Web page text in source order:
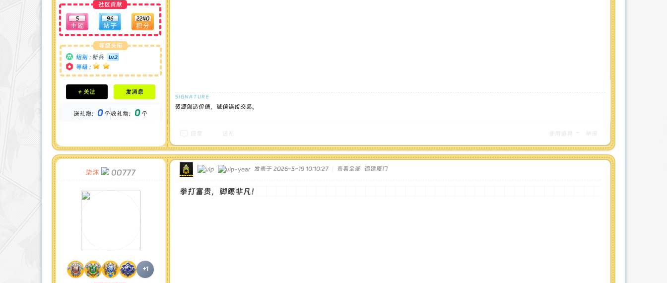
社区贡献
5 96 2240
等级头衔
组别 : 新兵
等级 :
积分成就
钻石 : 0 颗
金币 : 0 枚
+ 关注 发消息
送礼物： 0个收礼物： 0个
资源创造价值，诚信连接交易。
柒沐 00777
+1
发表于 2026-5-19 10:10:27 查看全部 福建厦门
拳打富贵，脚踢非凡！